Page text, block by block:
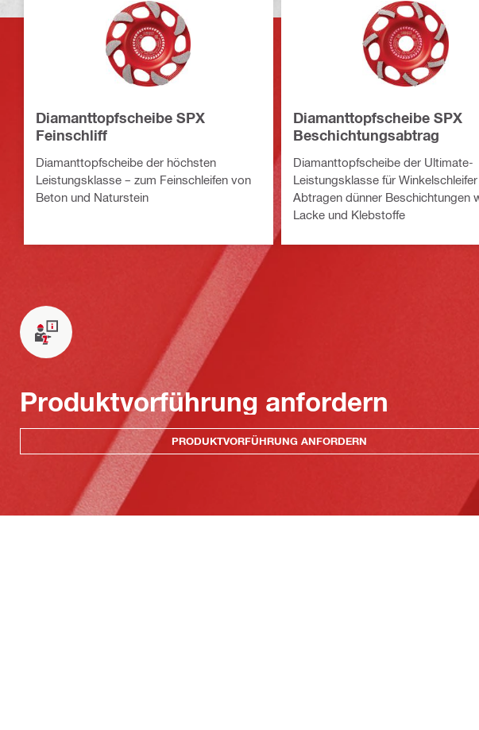
Diamanttopfscheibe SPX
Feinschliff
Diamanttopfscheibe der höchsten
Leistungsklasse – zum Feinschleifen von
Beton und Naturstein
Diamanttopfscheibe SPX
Beschichtungsabtrag
Diamanttopfscheibe der Ultimate-
Leistungsklasse für
Abtragen dünner Beschichtungen
Lacke und Klebstoffe
Produktvorführung anfordern
PRODUKTVORFÜHRUNG ANFORDERN